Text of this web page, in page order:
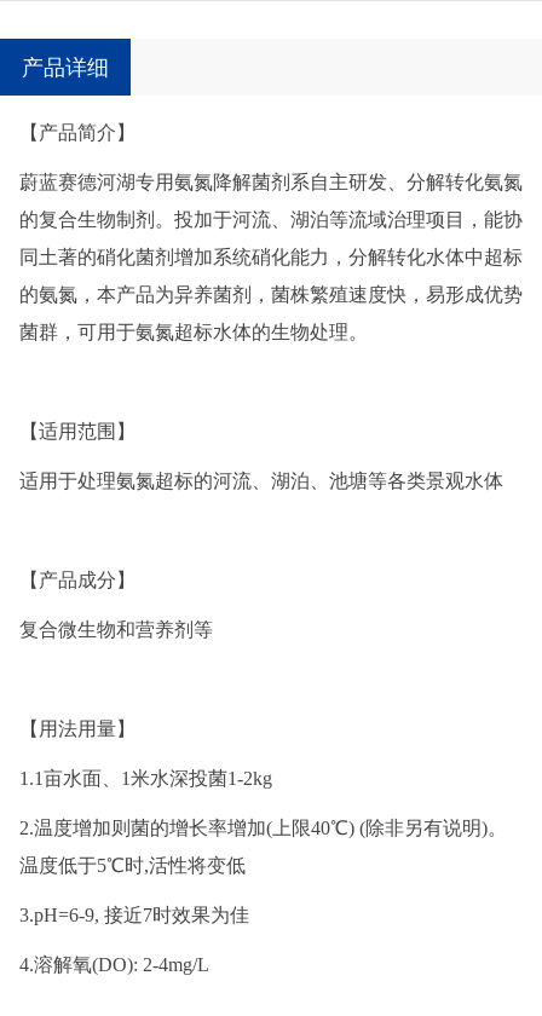
产品详细
【产品简介】
蔚蓝赛德河湖专用氨氮降解菌剂系自主研发、分解转化氨氮
的复合生物制剂。投加于河流、湖泊等流域治理项目，能协
同土著的硝化菌剂增加系统硝化能力，分解转化水体中超标
的氨氮，本产品为异养菌剂，菌株繁殖速度快，易形成优势
菌群，可用于氨氮超标水体的生物处理。
【适用范围】
适用于处理氨氮超标的河流、湖泊、池塘等各类景观水体
【产品成分】
复合微生物和营养剂等
【用法用量】
1.1亩水面、1米水深投菌1-2kg
2.温度增加则菌的增长率增加(上限40℃) (除非另有说明)。
温度低于5℃时,活性将变低
3.pH=6-9, 接近7时效果为佳
4.溶解氧(DO): 2-4mg/L